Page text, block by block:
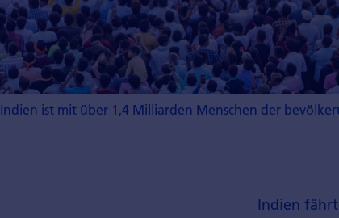
Indien ist mit über 1,4 Milliarden Menschen der
Indien